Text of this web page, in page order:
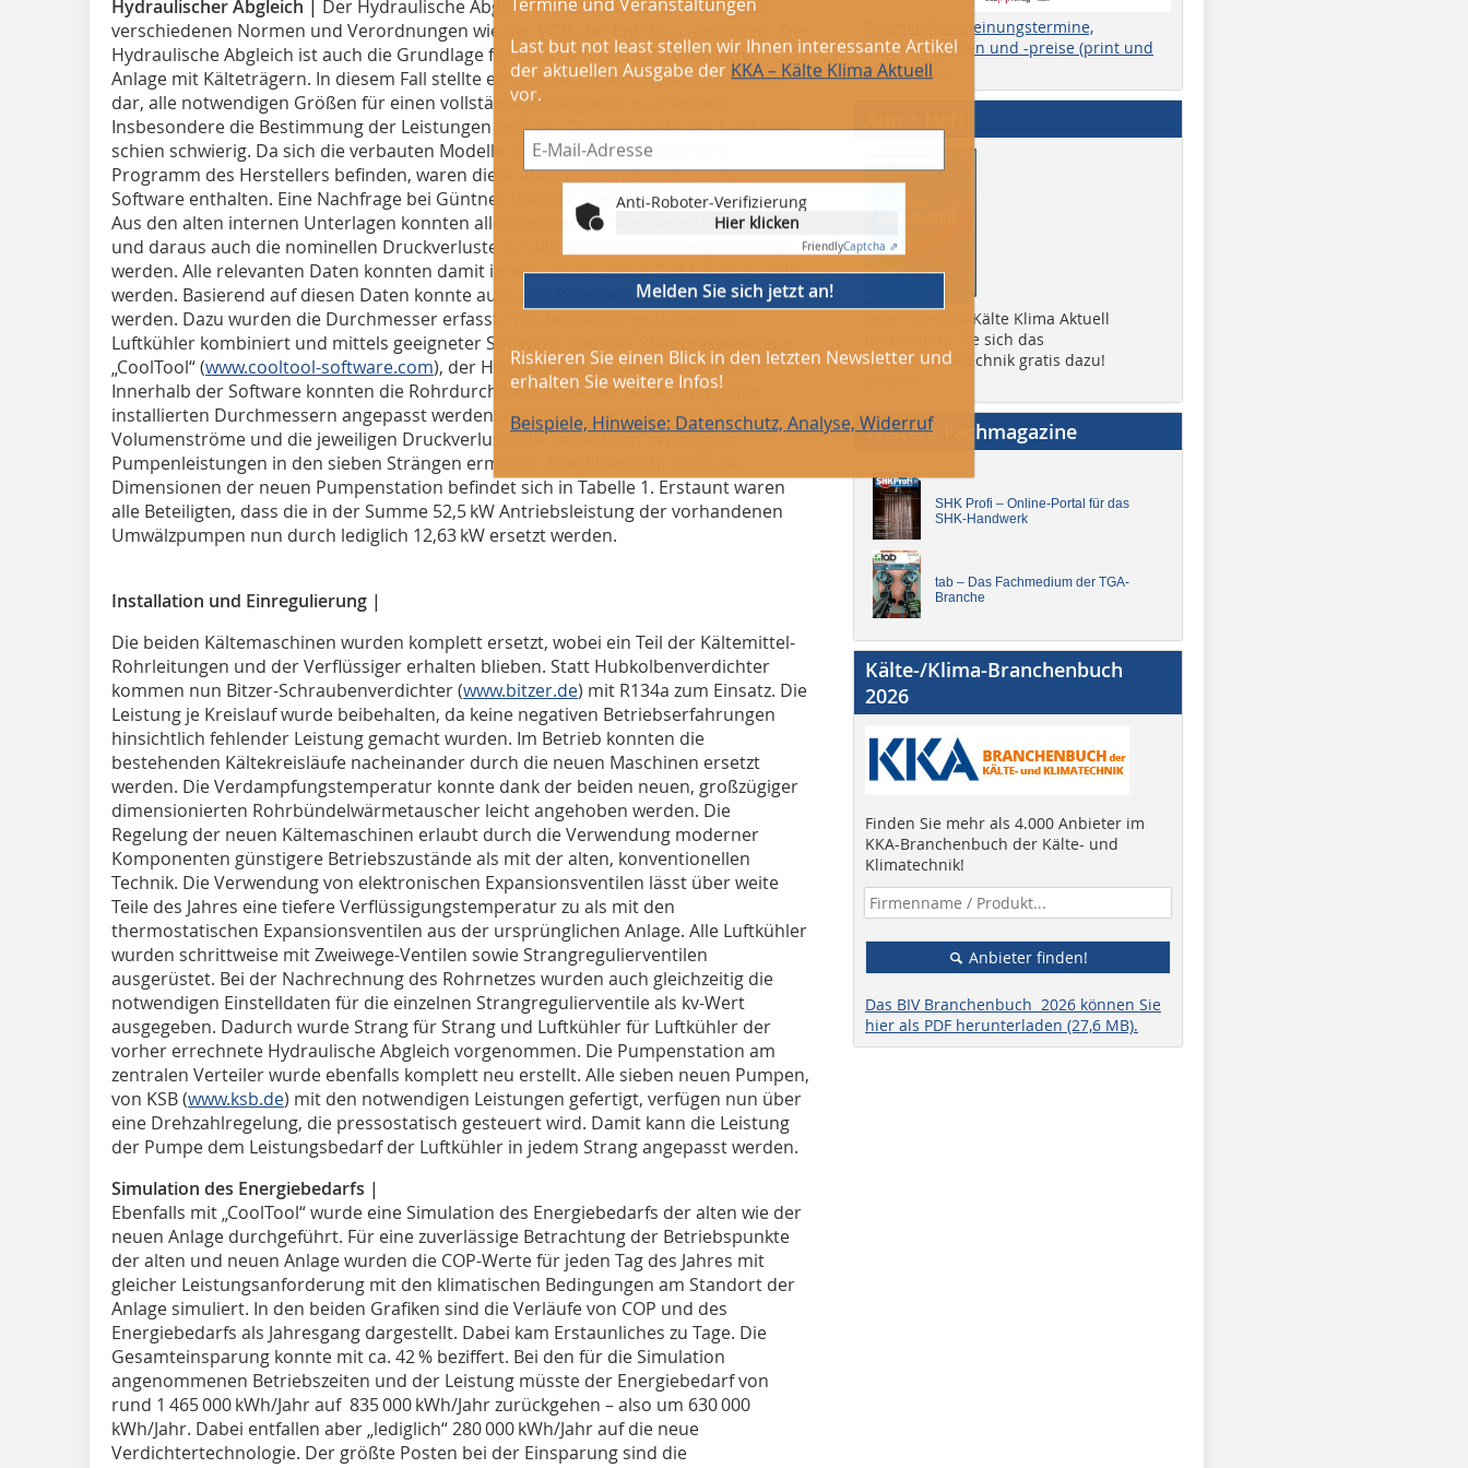
Hydraulischer Abgleich | Der Hydraulische Abgleich wird nicht nur seit 2004 von
verschiedenen Normen und Verordnungen wie der VOB, der EnEV u.a. gefordert. Der
Hydraulische Abgleich ist auch die Grundlage für einen effektiven Betrieb jeder
Anlage mit Kälteträgern. In diesem Fall stellte es eine besondere Herausforderung
dar, alle notwendigen Größen für einen vollständigen Abgleich zu erfassen.
Insbesondere die Bestimmung der Leistungen und der Druckverluste der Luftkühler
schien schwierig. Da sich die verbauten Modelle schon lange nicht mehr im
Programm des Herstellers befinden, waren diese auch nicht in der Hersteller-
Software enthalten. Eine Nachfrage bei Güntner brachte aber schnell Erleichterung.
Aus den alten internen Unterlagen konnten alle benötigten Daten ermittelt werden,
und daraus auch die nominellen Druckverluste für alle 33 Luftkühler umgerechnet
werden. Alle relevanten Daten konnten damit innerhalb kürzester Zeit bereitgestellt
werden. Basierend auf diesen Daten konnte auch das Rohrnetz zurückgerechnet
werden. Dazu wurden die Durchmesser erfasst, mit den Leistungsdaten der
Luftkühler kombiniert und mittels geeigneter Software, hier das Planungswerkzeug
„CoolTool“ (www.cooltool-software.com), der Hydraulische Abgleich bestimmt.
Innerhalb der Software konnten die Rohrdurchmesser bei der Berechnung den
installierten Durchmessern angepasst werden. Gleichzeitig wurden auch über die
Volumenströme und die jeweiligen Druckverluste die tatsächlich benötigten
Pumpenleistungen in den sieben Strängen ermittelt. Eine Übersicht über die
Dimensionen der neuen Pumpenstation befindet sich in Tabelle 1. Erstaunt waren
alle Beteiligten, dass die in der Summe 52,5 kW Antriebsleis­tung der vorhandenen
Umwälzpumpen nun durch lediglich 12,63 kW ersetzt werden.
Installation und Einregulierung |
Die beiden Kältemaschinen wurden komplett ersetzt, wobei ein Teil der Kältemittel-
Rohrleitungen und der Verflüssiger erhalten blieben. Statt Hubkolbenverdichter
kommen nun Bitzer-Schraubenverdichter (www.bitzer.de) mit R134a zum Einsatz. Die
Leistung je Kreislauf wurde beibehalten, da keine negativen Betriebserfahrungen
hinsichtlich fehlender Leistung gemacht wurden. Im Betrieb konnten die
bestehenden Kältekreisläufe nacheinander durch die neuen Maschinen ersetzt
werden. Die Verdampfungstemperatur konnte dank der beiden neuen, großzügiger
dimensionierten Rohrbündelwärmetauscher leicht angehoben werden. Die
Regelung der neuen Kältemaschinen erlaubt durch die Verwendung moderner
Komponenten günstigere Betriebszustände als mit der alten, konventionellen
Technik. Die Verwendung von elektronischen Expansionsventilen lässt über weite
Teile des Jahres eine tie­fere Verflüssigungstemperatur zu als mit den
thermostatischen Expansionsventilen aus der ursprünglichen Anlage. Alle Luftkühler
wurden schrittweise mit Zweiwege-Ventilen sowie Strangregulierventilen
ausgerüstet. Bei der Nachrechnung des Rohrnetzes wurden auch gleichzeitig die
notwendigen Einstelldaten für die einzelnen Strangregulierventile als kv-Wert
ausgegeben. Dadurch wurde Strang für Strang und Luftkühler für Luftkühler der
vorher errechnete Hydraulische Abgleich vorgenommen. Die Pumpenstation am
zentralen Verteiler wurde ebenfalls komplett neu erstellt. Alle sieben neuen Pumpen,
von KSB (www.ksb.de) mit den notwendigen Leistungen gefertigt, verfügen nun über
eine Drehzahlregelung, die pressostatisch gesteuert wird. Damit kann die Leistung
der Pumpe dem Leistungsbedarf der Luftkühler in jedem Strang angepasst werden.
Simulation des Energiebedarfs |
Ebenfalls mit „CoolTool“ wurde eine Simulation des Energiebedarfs der alten wie der
neuen Anlage durchgeführt. Für eine zuverlässige Betrachtung der Betriebspunkte
der alten und neuen Anlage wurden die COP-Werte für jeden Tag des Jahres mit
gleicher Leistungsanforderung mit den klimatischen Bedingungen am Standort der
Anlage simuliert. In den beiden Grafiken sind die Verläufe von COP und des
Energiebedarfs als Jahresgang dargestellt. Dabei kam Erstaunliches zu Tage. Die
Gesamteinsparung konnte mit ca. 42 % beziffert. Bei den für die Simulation
angenommenen Betriebszeiten und der Leistung müsste der Energiebedarf von
rund 1 465 000 kWh/Jahr auf 835 000 kWh/Jahr zurückgehen – also um 630 000
kWh/Jahr. Dabei entfallen aber „lediglich“ 280 000 kWh/Jahr auf die neue
Verdichtertechnologie. Der größte Posten bei der Einsparung sind die
FriendlyCaptcha ⇗
Melden Sie sich jetzt an!
Riskieren Sie einen Blick in den letzten Newsletter und
erhalten Sie weitere Infos!
Beispiele, Hinweise: Datenschutz, Analyse, Widerruf
Themen, Erscheinungstermine,
Anzeigengrößen und -preise (print und
online) etc.
Lesen Sie KKA Kälte Klima Aktuell
und sichern Sie sich das
Lexikon Kältetechnik gratis dazu!
Weitere Fachmagazine
SHK Profi – Online-Portal für das
SHK-Handwerk
tab – Das Fachmedium der TGA-
Branche
Kälte-/Klima-Branchenbuch
2026
Finden Sie mehr als 4.000 Anbieter im
KKA-Branchenbuch der Kälte- und
Klimatechnik!
Anbieter finden!
Das BIV Branchenbuch 2026 können Sie
hier als PDF herunterladen (27,6 MB).